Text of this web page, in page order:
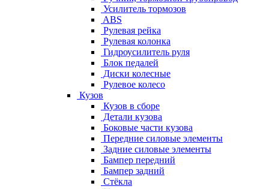
Усилитель тормозов
ABS
Рулевая рейка
Рулевая колонка
Гидроусилитель руля
Блок педалей
Диски колесные
Рулевое колесо
Кузов
Кузов в сборе
Детали кузова
Боковые части кузова
Передние силовые элементы
Задние силовые элементы
Бампер передний
Бампер задний
Стёкла